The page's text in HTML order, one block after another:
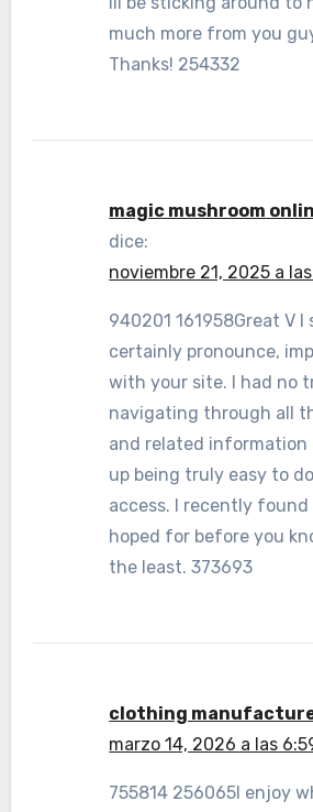
much more from you
Thanks! 254332
magic mushroom
dice:
noviembre 21, 2025 a
940201 161958Great V I
certainly pronounce,
with your site. I had no
navigating through all
and related information
up being truly easy to
access. I recently found
hoped for before you
the least. 373693
clothing
marzo 14, 2026 a las
755814 256065I enjoy